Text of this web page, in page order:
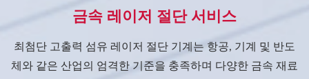
금속 레이저 절단 서비스
최첨단 고출력 섬유 레이저 절단 기계는 항공, 기계 및 반도
체와 같은 산업의 엄격한 기준을 충족하며 다양한 금속 재료